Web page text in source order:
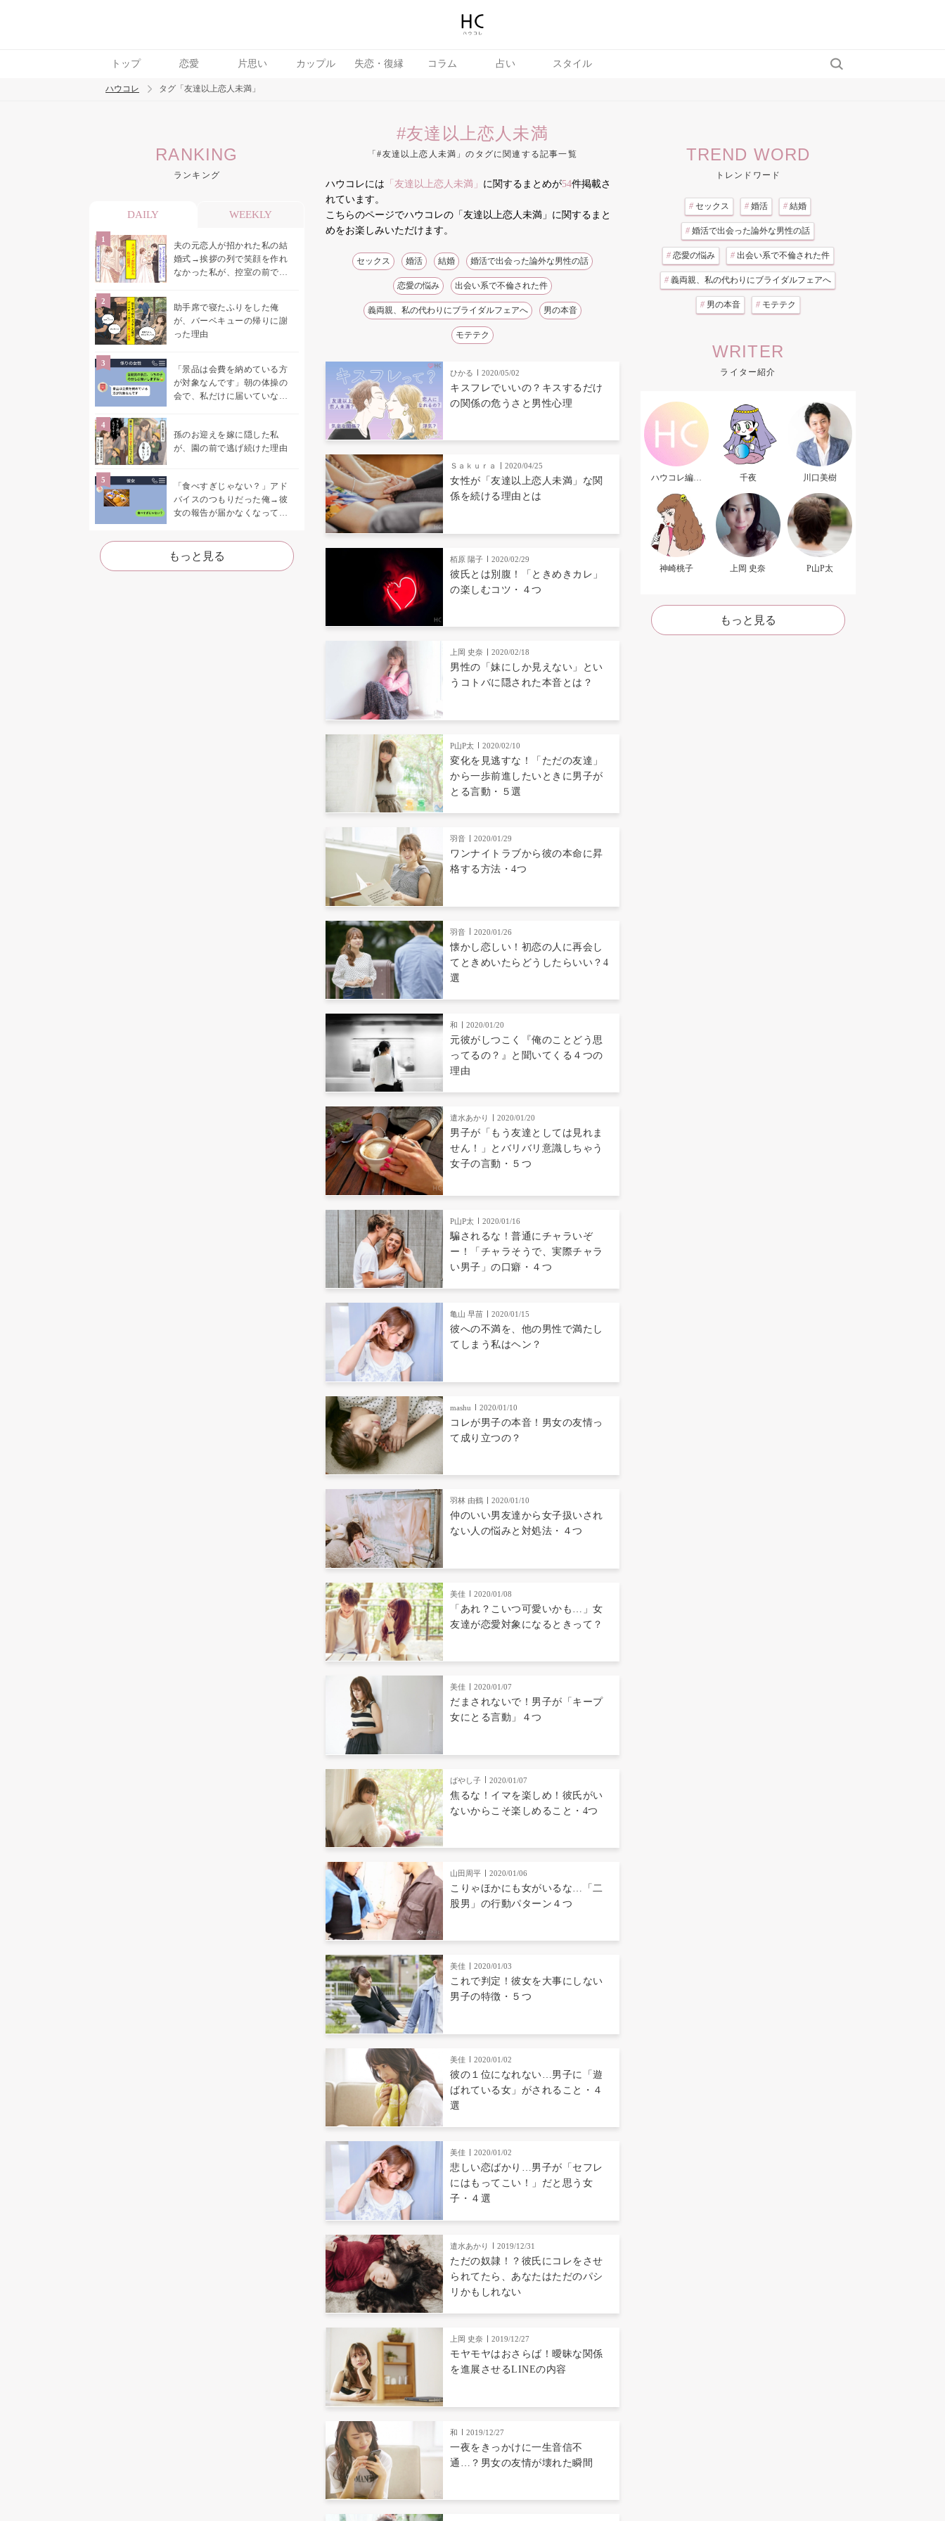
トップ 恋愛 片思い カップル 失恋・復縁 コラム 占い スタイル
トレンド ワード
モテテク 婚活
ハウコレ タグ「友達以上恋人未満」
RANKING
ランキング
DAILY WEEKLY
夫の元恋人が招かれた私の結
婚式→挨拶の列で笑顔を作れ
なかった私が、控室の前で彼
助手席で寝たふりをした俺
が、バーベキューの帰りに謝
った理由
「景品は会費を納めている方
が対象なんです」朝の体操の
会で、私だけに届いていなか
孫のお迎えを嫁に隠した私
が、園の前で逃げ続けた理由
「食べすぎじゃない？」アド
バイスのつもりだった俺→彼
女の報告が届かなくなって、
た
もっと見る
#友達以上恋人未満
「#友達以上恋人未満」のタグに関連する記事一覧
ハウコレには 「友達以上恋人未満」 に関するまとめが54件掲載さ
れています。
こちらのページでハウコレの「友達以上恋人未満」に関するまと
めをお楽しみいただけます。
セックス 婚活 結婚 婚活で出会った論外な男性の話
恋愛の悩み 出会い系で不倫された件
義両親、私の代わりにブライダルフェアへ 男の本音
モテテク
ひかる 2020/05/02
キスフレでいいの？キスするだけ
の関係の危うさと男性心理
Ｓａｋｕｒａ 2020/04/25
女性が「友達以上恋人未満」な関
係を続ける理由とは
栢原 陽子 2020/02/29
彼氏とは別腹！「ときめきカレ」
の楽しむコツ・４つ
上岡 史奈 2020/02/18
男性の「妹にしか見えない」とい
うコトバに隠された本音とは？
P山P太 2020/02/10
変化を見逃すな！「ただの友達」
から一歩前進したいときに男子が
とる言動・５選
羽音 2020/01/29
ワンナイトラブから彼の本命に昇
格する方法・4つ
羽音 2020/01/26
懐かし恋しい！初恋の人に再会し
てときめいたらどうしたらいい？4
選
和 2020/01/20
元彼がしつこく『俺のことどう思
ってるの？』と聞いてくる４つの
理由
遣水あかり 2020/01/20
男子が「もう友達としては見れま
せん！」とバリバリ意識しちゃう
女子の言動・５つ
P山P太 2020/01/16
騙されるな！普通にチャラいぞ
ー！「チャラそうで、実際チャラ
い男子」の口癖・４つ
亀山 早苗 2020/01/15
彼への不満を、他の男性で満たし
てしまう私はヘン？
mashu 2020/01/10
コレが男子の本音！男女の友情っ
て成り立つの？
羽林 由鶴 2020/01/10
仲のいい男友達から女子扱いされ
ない人の悩みと対処法・４つ
美佳 2020/01/08
「あれ？こいつ可愛いかも…」女
友達が恋愛対象になるときって？
美佳 2020/01/07
だまされないで！男子が「キープ
女にとる言動」４つ
ばやし子 2020/01/07
焦るな！イマを楽しめ！彼氏がい
ないからこそ楽しめること・4つ
山田周平 2020/01/06
こりゃほかにも女がいるな…「二
股男」の行動パターン４つ
美佳 2020/01/03
これで判定！彼女を大事にしない
男子の特徴・５つ
美佳 2020/01/02
彼の１位になれない…男子に「遊
ばれている女」がされること・４
選
美佳 2020/01/02
悲しい恋ばかり…男子が「セフレ
にはもってこい！」だと思う女
子・４選
遣水あかり 2019/12/31
ただの奴隷！？彼氏にコレをさせ
られてたら、あなたはただのパシ
リかもしれない
上岡 史奈 2019/12/27
モヤモヤはおさらば！曖昧な関係
を進展させるLINEの内容
和 2019/12/27
一夜をきっかけに一生音信不
通…？男女の友情が壊れた瞬間
TREND WORD
トレンドワード
# セックス # 婚活 # 結婚
# 婚活で出会った論外な男性の話
# 恋愛の悩み # 出会い系で不倫された件
# 義両親、私の代わりにブライダルフェアへ
# 男の本音 # モテテク
WRITER
ライター紹介
ハウコレ編集
千夜 川口美樹
神崎桃子 上岡 史奈 P山P太
もっと見る